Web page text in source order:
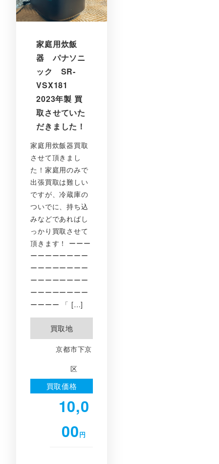
家庭用炊飯
器 パナソニ
ック SR-
VSX181
2023年製 買
取させていた
だきました！
家庭用炊飯器買取
させて頂きまし
た！家庭用のみで
出張買取は難しい
ですが、冷蔵庫の
ついでに、持ち込
みなどであればし
っかり買取させて
頂きます！ ーーー
ーーーーーーーー
ーーーーーーーー
ーーーーーーーー
ーーーーーーーー
ーーーー 「 […]
買取地
京都市下京
区
買取価格
10,0
00円